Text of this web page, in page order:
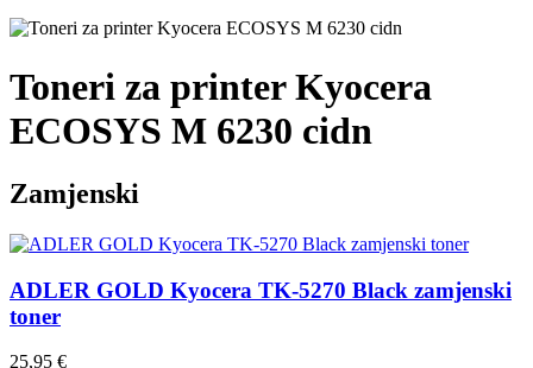
Toneri za printer Kyocera
ECOSYS M 6230 cidn
Zamjenski
ADLER GOLD Kyocera TK-5270 Black zamjenski
toner
25,95 €